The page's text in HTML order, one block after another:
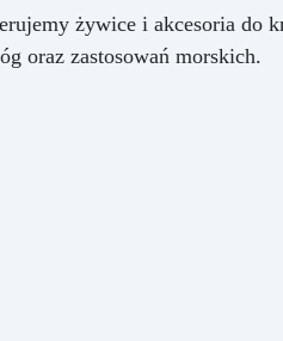
żywice i akcesoria do
oraz zastosowań morskich.